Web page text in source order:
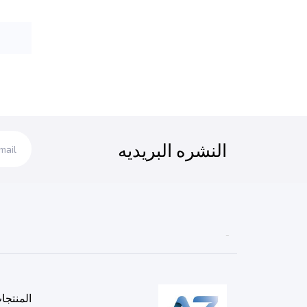
النشره البريديه
